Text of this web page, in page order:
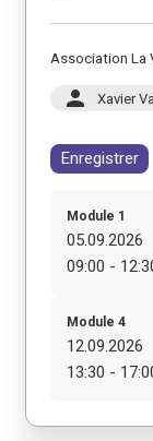
Association La
person Xavier
Enregistrer
Module 1
05.09.2026
09:00 -
Module 4
12.09.2026
13:30 -